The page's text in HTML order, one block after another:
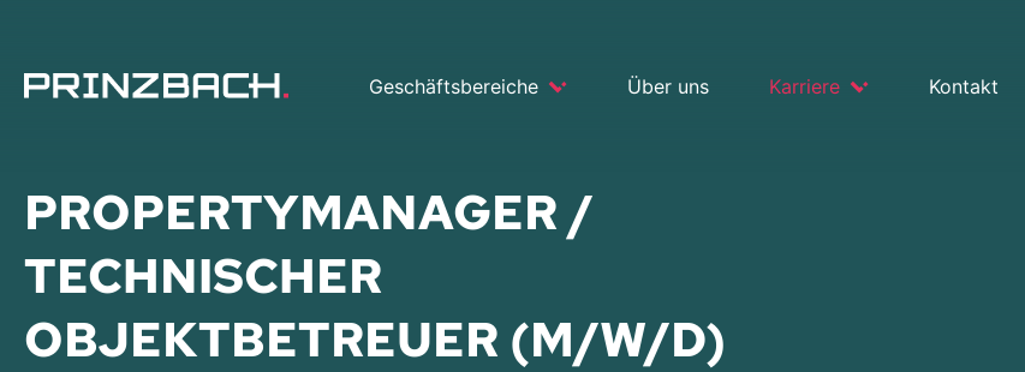
Geschäftsbereiche Über uns Karriere Kontakt
PROPERTYMANAGER /
TECHNISCHER
OBJEKTBETREUER (M/W/D)